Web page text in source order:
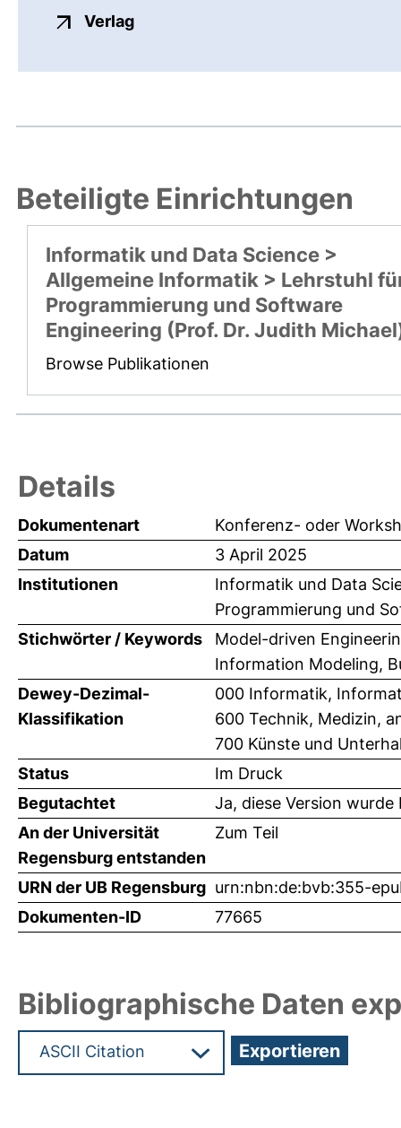
Verlagexterner Link, öffnet neues
Beteiligte Einrichtungen
Informatik und Data Science >
Allgemeine Informatik > Lehrstuhl
Programmierung und Software
Engineering (Prof. Dr. Judith
Browse Publikationen
Details
Dokumentenart
Konferenz- oder
Datum
3 April 2025
Institutionen
Informatik und Data
Programmierung und
Stichwörter / Keywords
Model-driven
Information Modeling,
Dewey-Dezimal-
Klassifikation
000 Informatik,
600 Technik, Medizin,
700 Künste und
Status
Im Druck
Begutachtet
Ja, diese Version
An der Universität
Regensburg entstanden
Zum Teil
URN der UB Regensburg urn:nbn:de:bvb:355-
Dokumenten-ID
77665
Bibliographische Daten